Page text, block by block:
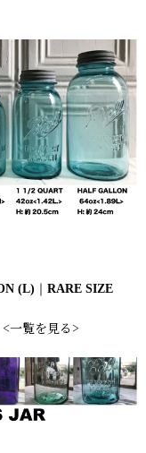
(L) ｜ RARE SIZE
一覧を見る>